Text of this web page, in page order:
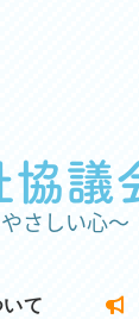
て